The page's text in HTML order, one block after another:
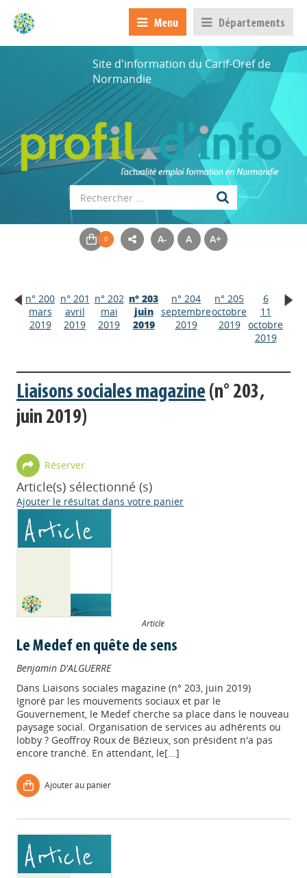
Menu Départements
Site d'information du Carif-Oref de
Normandie
A- A A+
n° 200
mars
2019
n° 201
avril
2019
n° 202
mai
2019
n° 203
juin
2019
n° 204
septembre
2019
n° 205
octobre
2019
6
11
octobre
2019
Liaisons sociales magazine (n° 203,
juin 2019)
Réserver
Article(s) sélectionné (s)
Ajouter le résultat dans votre panier
Article
Le Medef en quête de sens
Benjamin D'ALGUERRE
Dans Liaisons sociales magazine (n° 203, juin 2019)
Ignoré par les mouvements sociaux et par le
Gouvernement, le Medef cherche sa place dans le nouveau
paysage social. Organisation de services au adhérents ou
lobby ? Geoffroy Roux de Bézieux, son président n'a pas
encore tranché. En attendant, le[...]
Ajouter au panier